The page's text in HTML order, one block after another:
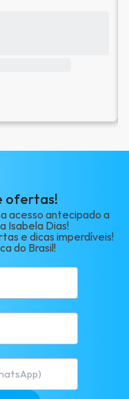
ofertas!
acesso antecipado a
Isabela Dias!
e dicas imperdíveis!
do Brasil!